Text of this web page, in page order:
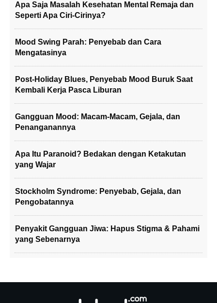
Apa Saja Masalah Kesehatan Mental Remaja dan
Seperti Apa Ciri-Cirinya?
Mood Swing Parah: Penyebab dan Cara
Mengatasinya
Post-Holiday Blues, Penyebab Mood Buruk Saat
Kembali Kerja Pasca Liburan
Gangguan Mood: Macam-Macam, Gejala, dan
Penanganannya
Apa Itu Paranoid? Bedakan dengan Ketakutan
yang Wajar
Stockholm Syndrome: Penyebab, Gejala, dan
Pengobatannya
Penyakit Gangguan Jiwa: Hapus Stigma & Pahami
yang Sebenarnya